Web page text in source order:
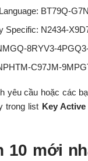
BT79Q-
Specific: N2434-
8RYV3-
C97JM-
yêu cầu hoặc các
trong list Key Active
10 mới